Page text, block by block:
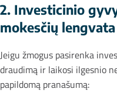
2. Investicinio
mokesčių
Jeigu žmogus pasirenka
draudimą ir laikosi ilgesnio
papildomą pranašumą: